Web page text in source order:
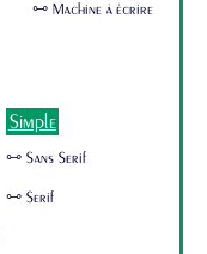
🜺 Machine à écrire
Simple
🜺 Sans Serif
🜺 Serif